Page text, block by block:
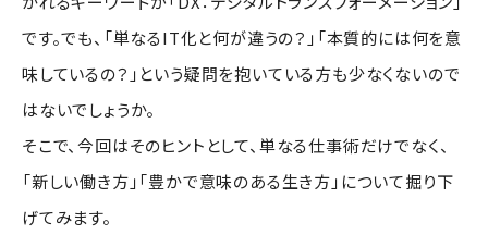
です。でも、「単なるIT化と何が違うの？」「本質的には何を意
味しているの？」という疑問を抱いている方も少なくないので
はないでしょうか。
そこで、今回はそのヒントとして、単なる仕事術だけでなく、
「新しい働き方」「豊かで意味のある生き方」について掘り下
げてみます。